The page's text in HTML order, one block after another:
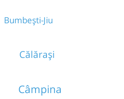
Bumbești-Jiu
Călărași
Câmpina